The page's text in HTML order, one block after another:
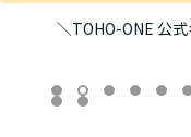
＼TOHO-ONE 公